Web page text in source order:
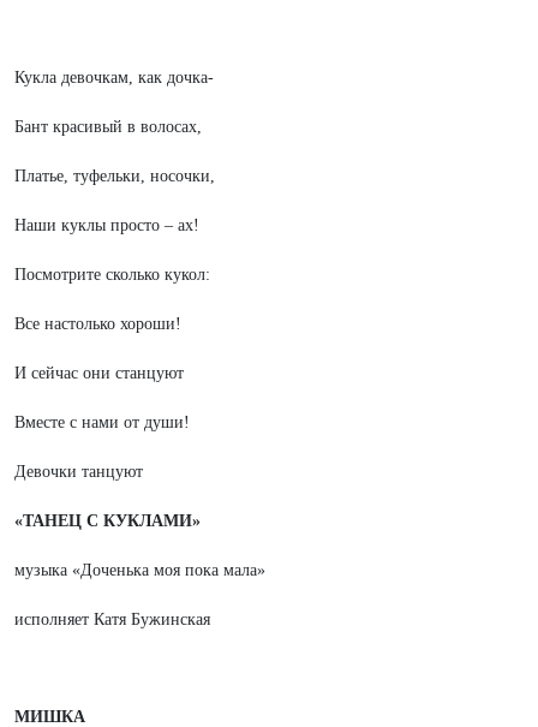
Кукла девочкам, как дочка-
Бант красивый в волосах,
Платье, туфельки, носочки,
Наши куклы просто – ах!
Посмотрите сколько кукол:
Все настолько хороши!
И сейчас они станцуют
Вместе с нами от души!
Девочки танцуют
«ТАНЕЦ С КУКЛАМИ»
музыка «Доченька моя пока мала»
исполняет Катя Бужинская
МИШКА